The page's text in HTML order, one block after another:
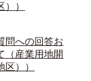
）
問への回答お
（産業用地開
））